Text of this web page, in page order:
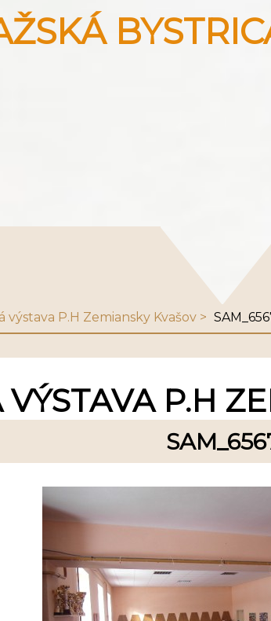
výstava P.H Zemiansky Kvašov
VÝSTAVA P.H